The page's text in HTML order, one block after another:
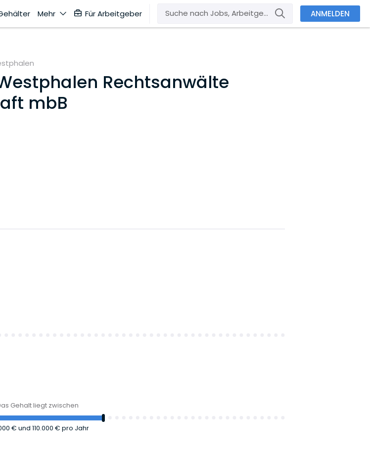
Mehr Für Arbeitgeber ANMELDEN
Rechtsanwälte
mbB
Gehalt liegt zwischen
€ und 110.000 € pro Jahr